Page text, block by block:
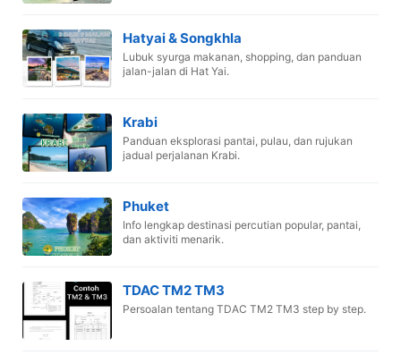
Hatyai & Songkhla
Lubuk syurga makanan, shopping, dan panduan
jalan-jalan di Hat Yai.
Krabi
Panduan eksplorasi pantai, pulau, dan rujukan
jadual perjalanan Krabi.
Phuket
Info lengkap destinasi percutian popular, pantai,
dan aktiviti menarik.
TDAC TM2 TM3
Persoalan tentang TDAC TM2 TM3 step by step.